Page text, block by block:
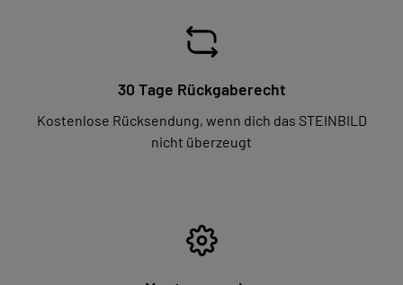
30 Tage Rückgaberecht
Kostenlose Rücksendung, wenn dich das STEINBILD
nicht überzeugt